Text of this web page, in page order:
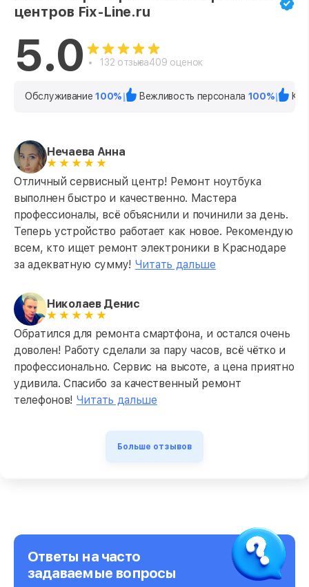
центров Fix-Line.ru
5.0 132 отзыва409 оценок
Обслуживание100% Вежливость персонала 100%
Нечаева Анна
Отличный сервисный центр! Ремонт ноутбука
выполнен быстро и качественно. Мастера
профессионалы, всё объяснили и починили за день.
Теперь устройство работает как новое. Рекомендую
всем, кто ищет ремонт электроники в Краснодаре
за адекватную сумму! Читать дальше
Николаев Денис
Обратился для ремонта смартфона, и остался очень
доволен! Работу сделали за пару часов, всё чётко и
профессионально. Сервис на высоте, а цена приятно
удивила. Спасибо за качественный ремонт
телефонов! Читать дальше
Больше отзывов
Ответы на часто
задаваемые вопросы